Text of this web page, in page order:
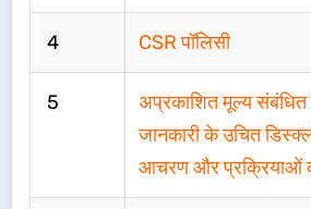
4 CSR पॉलिसी
5
अप्रकाशित मूल्य
जानकारी के उचित
आचरण और प्रक्रियाओं